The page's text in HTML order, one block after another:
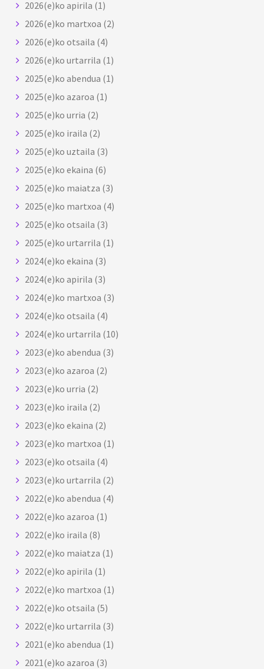
2026(e)ko apirila (1)
2026(e)ko martxoa (2)
2026(e)ko otsaila (4)
2026(e)ko urtarrila (1)
2025(e)ko abendua (1)
2025(e)ko azaroa (1)
2025(e)ko urria (2)
2025(e)ko iraila (2)
2025(e)ko uztaila (3)
2025(e)ko ekaina (6)
2025(e)ko maiatza (3)
2025(e)ko martxoa (4)
2025(e)ko otsaila (3)
2025(e)ko urtarrila (1)
2024(e)ko ekaina (3)
2024(e)ko apirila (3)
2024(e)ko martxoa (3)
2024(e)ko otsaila (4)
2024(e)ko urtarrila (10)
2023(e)ko abendua (3)
2023(e)ko azaroa (2)
2023(e)ko urria (2)
2023(e)ko iraila (2)
2023(e)ko ekaina (2)
2023(e)ko martxoa (1)
2023(e)ko otsaila (4)
2023(e)ko urtarrila (2)
2022(e)ko abendua (4)
2022(e)ko azaroa (1)
2022(e)ko iraila (8)
2022(e)ko maiatza (1)
2022(e)ko apirila (1)
2022(e)ko martxoa (1)
2022(e)ko otsaila (5)
2022(e)ko urtarrila (3)
2021(e)ko abendua (1)
2021(e)ko azaroa (3)